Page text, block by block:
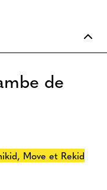
de
Move et Rekid